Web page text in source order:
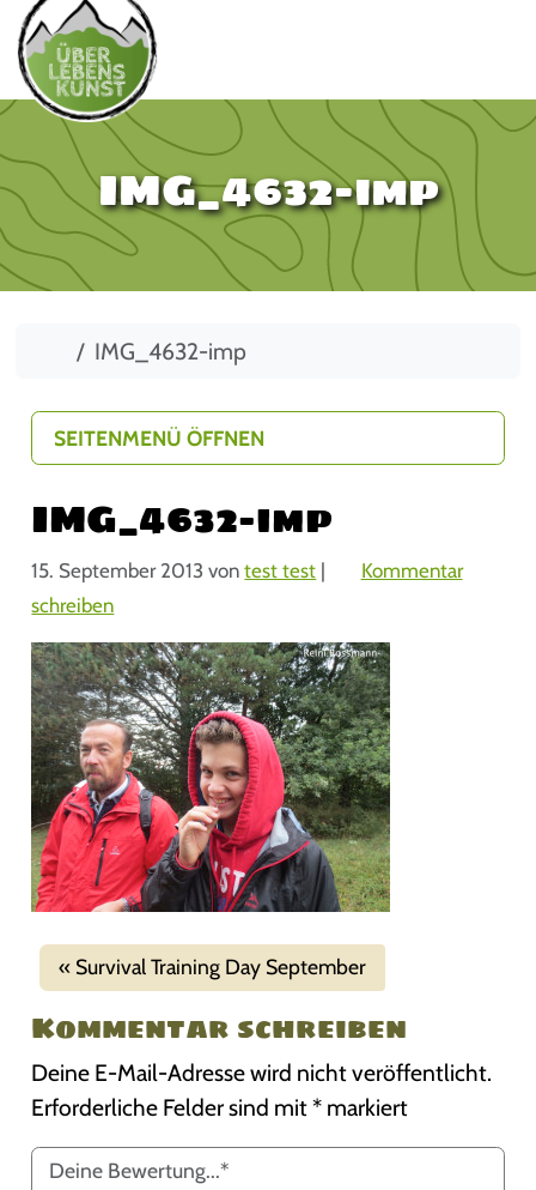
IMG_4632-imp
StartIMG_4632-imp
IMG_4632-imp
15. September 2013 vontest test |
Kommentar
schreiben
Survival Training Day September
Kommentar schreiben
Deine E-Mail-Adresse wird nicht veröffentlicht.
Erforderliche Felder sind mit* markiert
SEITENMENÜ ÖFFNEN